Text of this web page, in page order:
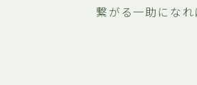
繋がる一助になれ